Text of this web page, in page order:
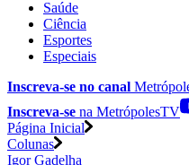
Saúde
Ciência
Esportes
Especiais
Inscreva-se no canal
Inscreva-se na MetrópolesTV
Página Inicial
Colunas
Igor Gadelha